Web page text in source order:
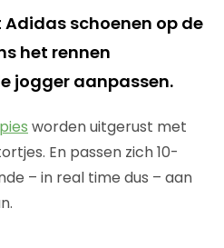
schoenen op de
het rennen
jogger aanpassen.
worden uitgerust met
En passen zich 10-
– in real time dus – aan